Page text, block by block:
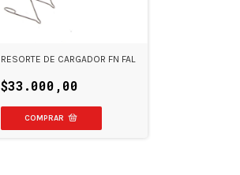
RESORTE DE CARGADOR FN FAL
$33.000,00